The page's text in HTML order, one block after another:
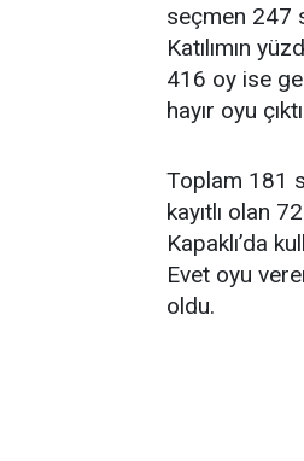
seçmen 247
Katılımın
416 oy ise
hayır oyu
Toplam 181
kayıtlı olan
Kapaklı’da
Evet oyu
oldu.